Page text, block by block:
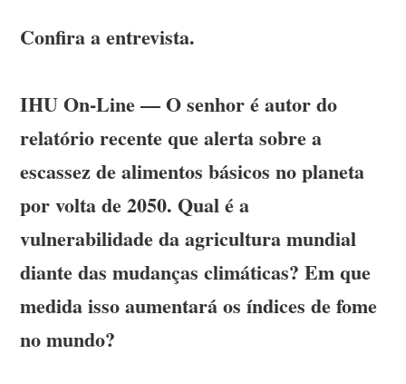
Confira a entrevista.
IHU On-Line — O senhor é autor do
relatório recente que alerta sobre a
escassez de alimentos básicos no planeta
por volta de 2050. Qual é a
vulnerabilidade da agricultura mundial
diante das mudanças climáticas? Em que
medida isso aumentará os índices de fome
no mundo?